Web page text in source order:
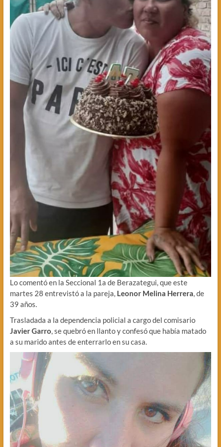
Lo comentó en la Seccional 1a de Berazategui, que este
martes 28 entrevistó a la pareja, Leonor Melina Herrera, de
39 años.
Trasladada a la dependencia policial a cargo del comisario
Javier Garro, se quebró en llanto y confesó que había matado
a su marido antes de enterrarlo en su casa.